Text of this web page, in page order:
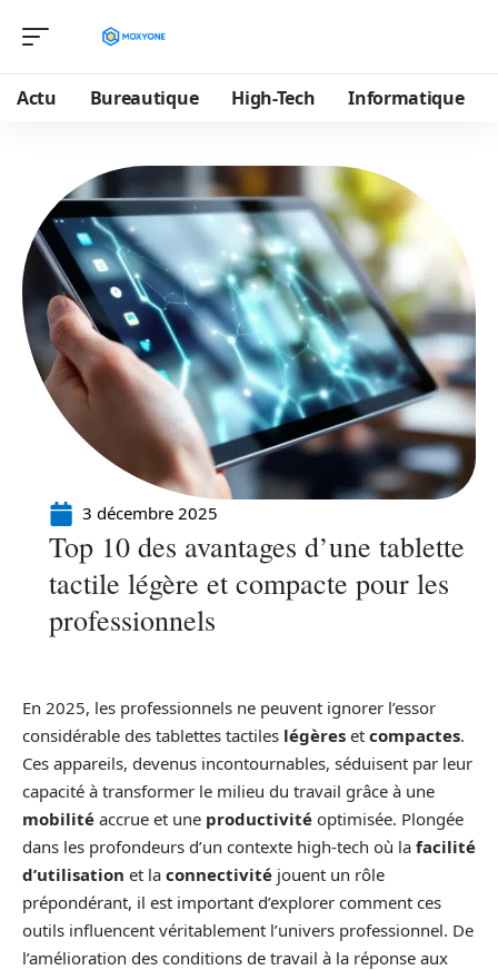
Actu Bureautique High-Tech Informatique
3 décembre 2025
Top 10 des avantages d’une tablette
tactile légère et compacte pour les
professionnels
En 2025, les professionnels ne peuvent ignorer l’essor
considérable des tablettes tactiles légères et compactes.
Ces appareils, devenus incontournables, séduisent par leur
capacité à transformer le milieu du travail grâce à une
mobilité accrue et une productivité optimisée. Plongée
dans les profondeurs d’un contexte high-tech où la facilité
d’utilisation et la connectivité jouent un rôle
prépondérant, il est important d’explorer comment ces
outils influencent véritablement l’univers professionnel. De
l’amélioration des conditions de travail à la réponse aux